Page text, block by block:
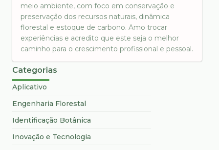
meio ambiente, com foco em conservação e
preservação dos recursos naturais, dinâmica
florestal e estoque de carbono. Amo trocar
experiências e acredito que este seja o melhor
caminho para o crescimento profissional e pessoal.
Categorias
Aplicativo
Engenharia Florestal
Identificação Botânica
Inovação e Tecnologia